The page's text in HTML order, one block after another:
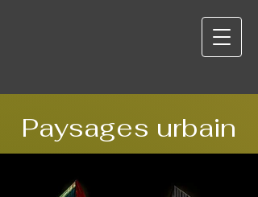
Paysages urbain